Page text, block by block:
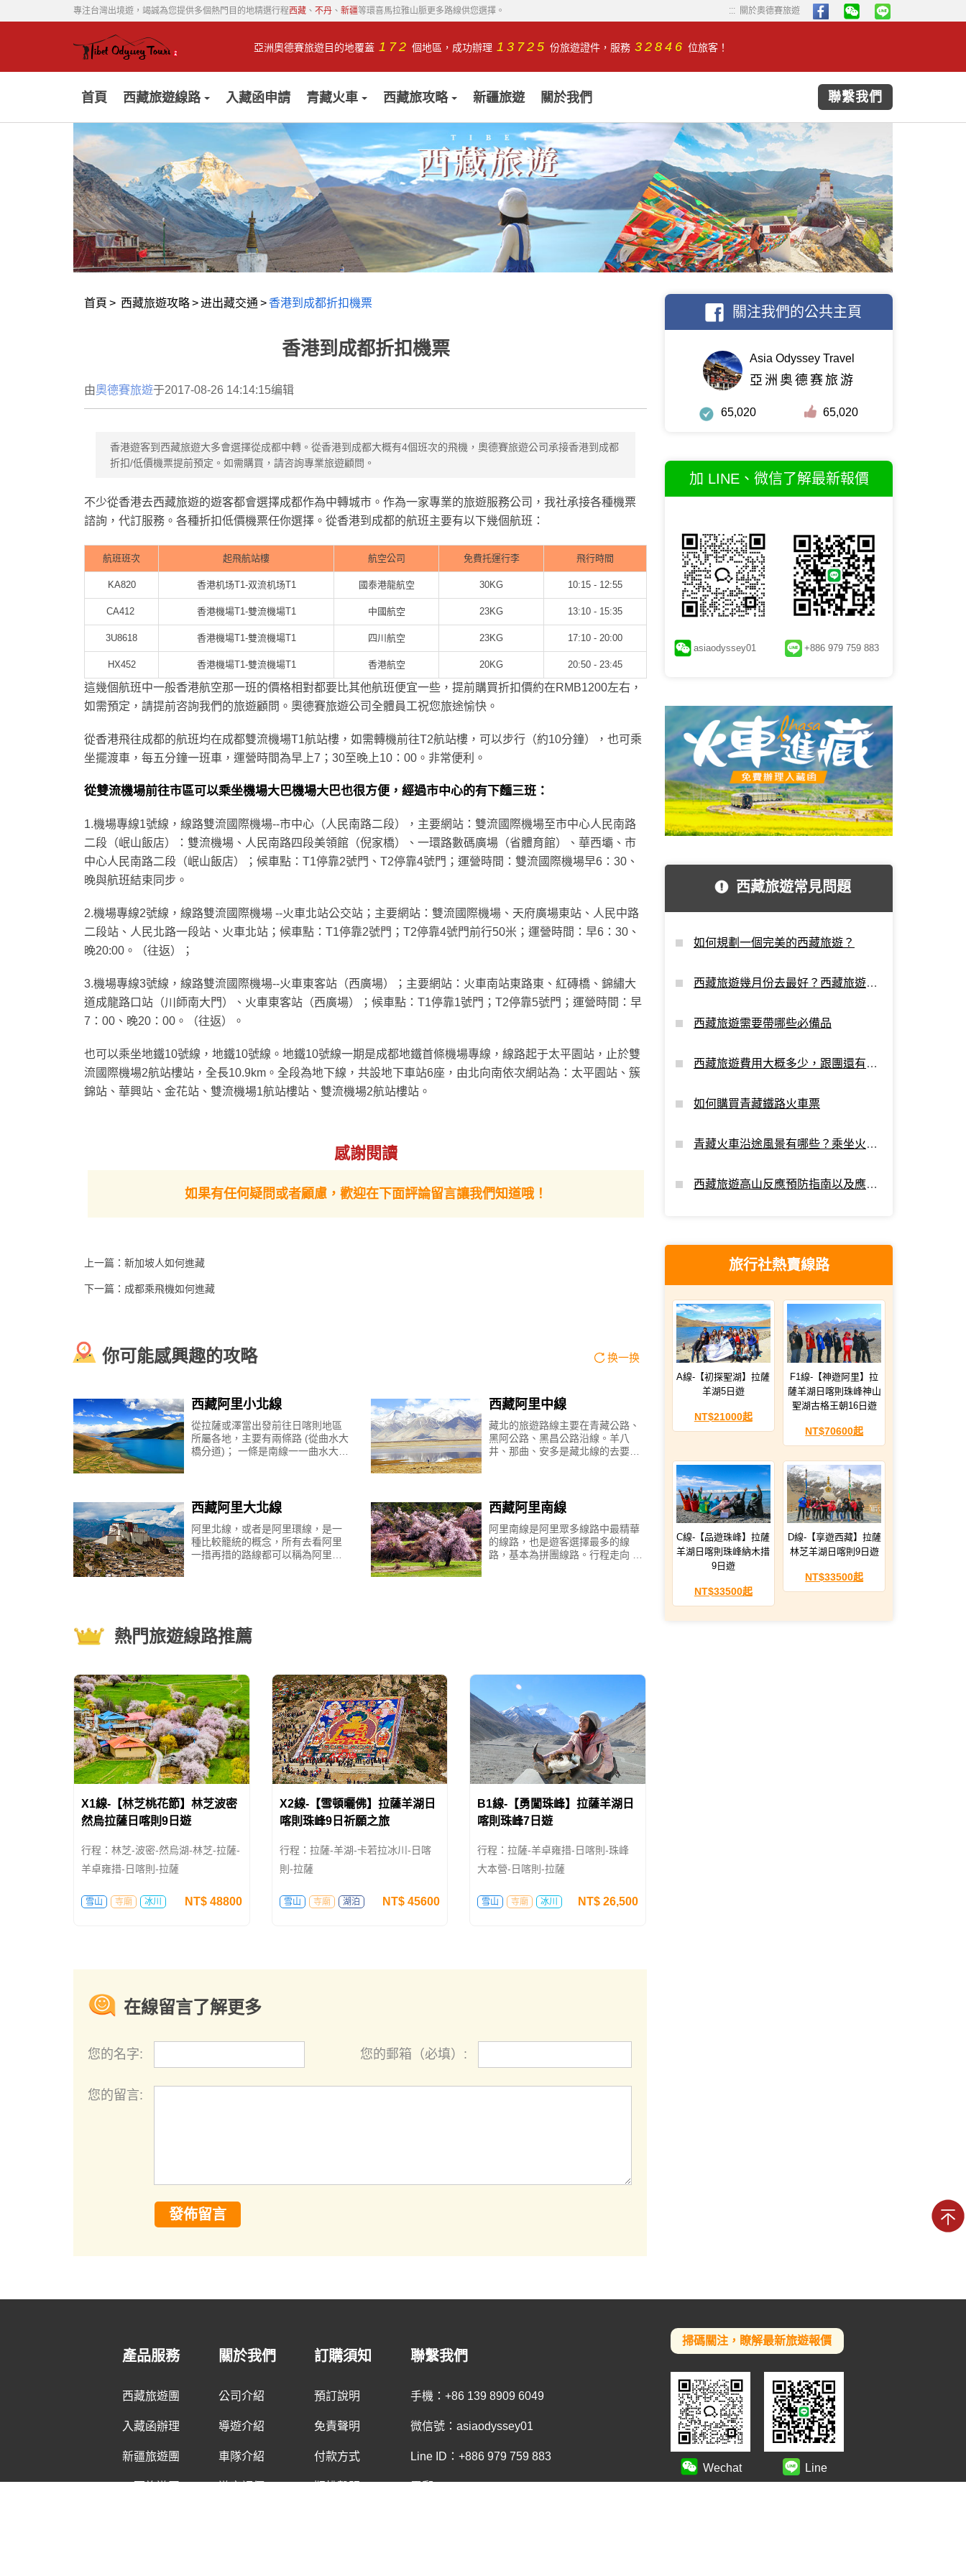
專注台灣出境遊，竭誠為您提供多個熱門目的地精選行程西藏 、 不丹 、 新疆等環喜馬拉雅山脈更多路線供您選擇。 ...
... 關於奧德賽旅遊
亞洲奧德賽旅遊目的地覆蓋 172 個地區，成功辦理 13725 份旅遊證件，服務 32846 位旅客！
首頁 西藏旅遊線路 入藏函申請 青藏火車 西藏旅攻略 新疆旅遊 關於我們 聯繫我們
首頁 > 西藏旅遊攻略>进出藏交通 >香港到成都折扣機票
香港到成都折扣機票
由奧德賽旅遊于2017-08-26 14:14:15编辑
香港遊客到西藏旅遊大多會選擇從成都中轉。從香港到成都大概有4個班次的飛機，奧德賽旅遊公司承接香港到成都
折扣/低價機票提前預定。如需購買，請咨詢專業旅遊顧問。
不少從香港去西藏旅遊的遊客都會選擇成都作為中轉城市。作為一家專業的旅遊服務公司，我社承接各種機票
諮詢，代訂服務。各種折扣低價機票任你選擇。從香港到成都的航班主要有以下幾個航班：
航班班次 起飛航站樓 航空公司 免費托運行李 飛行時間
KA820 香港机场T1-双流机场T1 國泰港龍航空 30KG 10:15 - 12:55
CA412 香港機場T1-雙流機場T1 中國航空 23KG 13:10 - 15:35
3U8618 香港機場T1-雙流機場T1 四川航空 23KG 17:10 - 20:00
HX452 香港機場T1-雙流機場T1 香港航空 20KG 20:50 - 23:45
這幾個航班中一般香港航空那一班的價格相對都要比其他航班便宜一些，提前購買折扣價約在RMB1200左右，
如需預定，請提前咨詢我們的旅遊顧問。奧德賽旅遊公司全體員工祝您旅途愉快。
從香港飛往成都的航班均在成都雙流機場T1航站樓，如需轉機前往T2航站樓，可以步行（約10分鐘），也可乘
坐擺渡車，每五分鐘一班車，運營時間為早上7；30至晚上10：00。非常便利。
從雙流機場前往市區可以乘坐機場大巴機場大巴也很方便，經過市中心的有下麵三班：
1.機場專線1號線，線路雙流國際機場--市中心（人民南路二段），主要網站：雙流國際機場至市中心人民南路
二段（岷山飯店）：雙流機場、人民南路四段美領館（倪家橋）、一環路數碼廣場（省體育館）、華西壩、市
中心人民南路二段（岷山飯店）；候車點：T1停靠2號門、T2停靠4號門；運營時間：雙流國際機場早6：30、
晚與航班結束同步。
2.機場專線2號線，線路雙流國際機場 --火車北站公交站；主要網站：雙流國際機場、天府廣場東站、人民中路
二段站、人民北路一段站、火車北站；候車點：T1停靠2號門；T2停靠4號門前行50米；運營時間：早6：30、
晚20:00。（往返）；
3.機場專線3號線，線路雙流國際機場--火車東客站（西廣場）；主要網站：火車南站東路東、紅磚橋、錦繡大
道成龍路口站（川師南大門）、火車東客站（西廣場）；候車點：T1停靠1號門；T2停靠5號門；運營時間：早
7：00、晚20：00。（往返）。
也可以乘坐地鐵10號線，地鐵10號線。地鐵10號線一期是成都地鐵首條機場專線，線路起于太平園站，止於雙
流國際機場2航站樓站，全長10.9km。全段為地下線，共設地下車站6座，由北向南依次網站為：太平園站、簇
錦站、華興站、金花站、雙流機場1航站樓站、雙流機場2航站樓站。
感謝閱讀
如果有任何疑問或者顧慮，歡迎在下面評論留言讓我們知道哦！
上一篇： 新加坡人如何進藏
下一篇： 成都乘飛機如何進藏
你可能感興趣的攻略 换一换
西藏阿里小北線
從拉薩或澤當出發前往日喀則地區
所屬各地，主要有兩條路 (從曲水大
橋分道)； 一條是南線一一曲水大橋
西藏阿里中線
藏北的旅遊路線主要在青藏公路、
黑阿公路、黑昌公路沿線。羊八
井、那曲、安多是藏北線的去要交
西藏阿里大北線
阿里北線，或者是阿里環線，是一
種比較籠統的概念，所有去看阿里
一措再措的路線都可以稱為阿里北
西藏阿里南線
阿里南線是阿里眾多線路中最精華
的線路，也是遊客選擇最多的線
路，基本為拼團線路。行程走向 第
熱門旅遊線路推薦
X1線-【林芝桃花節】林芝波密
然烏拉薩日喀則9日遊
行程：林芝-波密-然烏湖-林芝-拉薩-
羊卓雍措-日喀則-拉薩
雪山 寺廟 冰川 NT$48800
X2線-【雪頓曬佛】拉薩羊湖日
喀則珠峰9日祈願之旅
行程：拉薩-羊湖-卡若拉冰川-日喀
則-拉薩
雪山 寺廟 湖泊 NT$ 45600
B1線-【勇闖珠峰】拉薩羊湖日
喀則珠峰7日遊
行程：拉薩-羊卓雍措-日喀則-珠峰
大本營-日喀則-拉薩
雪山 寺廟 冰川 NT$ 26,500
在線留言了解更多
您的名字: 您的郵箱（必填）:
您的留言:
發佈留言
關注我們的公共主頁
Asia Odyssey Travel
亞洲奥德赛旅游
65,020 65,020
加 LINE、微信了解最新報價
asiaodyssey01 +886 979 759 883
西藏旅遊常見問題
如何規劃一個完美的西藏旅遊？
西藏旅遊幾月份去最好？西藏旅遊最
西藏旅遊需要帶哪些必備品
西藏旅遊費用大概多少，跟團還有額
如何購買青藏鐵路火車票
青藏火車沿途風景有哪些？乘坐火車
西藏旅遊高山反應預防指南以及應對
旅行社熱賣線路
A線-【初探聖湖】拉薩
羊湖5日遊
NT$21000起
F1線-【神遊阿里】拉
薩羊湖日喀則珠峰神山
聖湖古格王朝16日遊
NT$70600起
C線-【品遊珠峰】拉薩
羊湖日喀則珠峰納木措
9日遊
NT$33500起
D線-【享遊西藏】拉薩
林芝羊湖日喀則9日遊
NT$33500起
產品服務
西藏旅遊團
入藏函辦理
新疆旅遊團
關於我們
公司介紹
導遊介紹
車隊介紹
訂購須知
預訂說明
免責聲明
付款方式
聯繫我們
手機：+86 139 8909 6049
微信號：asiaodyssey01
Line ID：+886 979 759 883
掃碼關注，瞭解最新旅遊報價
Wechat Line